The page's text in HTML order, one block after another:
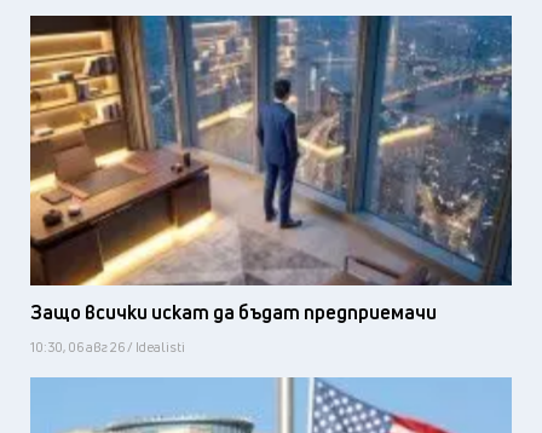
Защо всички искат да бъдат предприемачи
10:30, 06 авг 26 / Idealisti